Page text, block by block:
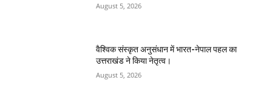
August 5, 2026
वैश्विक संस्कृत अनुसंधान में भारत-नेपाल पहल का
उत्तराखंड ने किया नेतृत्व।
August 5, 2026